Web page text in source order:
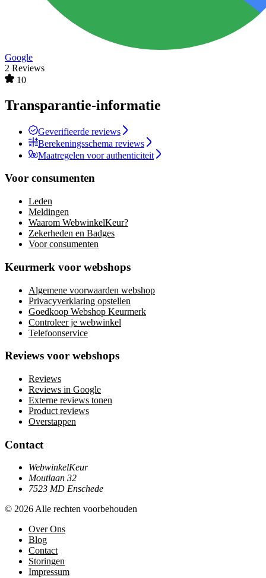
Google
2 Reviews
10
Transparantie-informatie
Geverifieerde reviews
Berekeningsschema reviews
Maatregelen voor authenticiteit
Voor consumenten
Leden
Meldingen
Waarom WebwinkelKeur?
Zekerheden en Badges
Voor consumenten
Keurmerk voor webshops
Algemene voorwaarden webshop
Privacyverklaring opstellen
Goedkoop Webshop Keurmerk
Controleer je webwinkel
Telefoonservice
Reviews voor webshops
Reviews
Reviews in Google
Externe reviews tonen
Product reviews
Overstappen
Contact
WebwinkelKeur
Moutlaan 32
7523 MD Enschede
© 2026 Alle rechten voorbehouden
Over Ons
Blog
Contact
Storingen
Impressum